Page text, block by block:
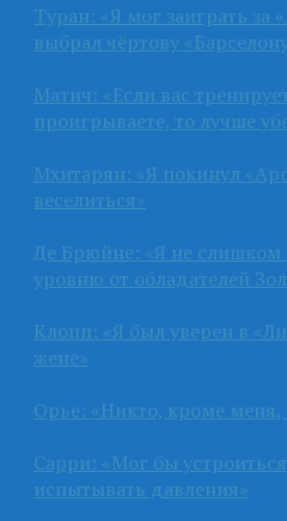
Туран: «Я мог заиграть
выбрал чёртову
Матич: «Если вас
проигрываете, то лучше
Мхитарян: «Я покинул
веселиться»
Де Брюйне: «Я не слишком
уровню от обладателей
Клопп: «Я был уверен в
жене»
Орье: «Никто, кроме
Сарри: «Мог бы
испытывать давления»